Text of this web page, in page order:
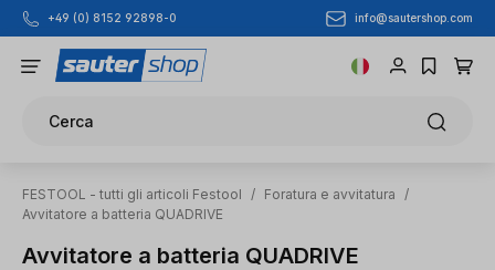
Passa al contenuto principale
+49 (0) 8152 92898-0 info@sautershop.com
Cerca
FESTOOL - tutti gli articoli Festool / Foratura e avvitatura
/
Avvitatore a batteria QUADRIVE
Avvitatore a batteria QUADRIVE